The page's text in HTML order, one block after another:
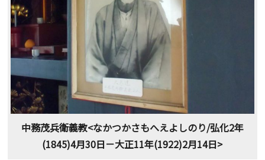
中務茂兵衛義教<なかつかさもへえよしのり/弘化2年
(1845)4月30日－大正11年(1922)2月14日>